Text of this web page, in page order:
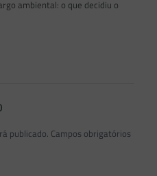
ambiental: o que decidiu o
publicado. Campos obrigatórios